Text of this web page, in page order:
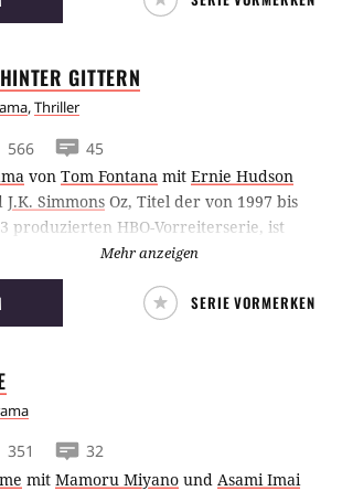
von einer Organisation verfolgt, die
GITTERN
,Thriller
566
45
von Tom Fontana mit Ernie Hudson
J.K. Simmons Oz, Titel der von 1997 bis
produzierten HBO-Vorreiterserie, ist
der Spitzname des Oswald
in dem sich der
Trakt Emerald City befindet.
wird darin größer
trotzdem, in dem sich
Italiener, Latinos und selbsternannte
Mehr anzeigen
SERIE VORMERKEN
351
32
mit Mamoru Miyano und Asami Imai